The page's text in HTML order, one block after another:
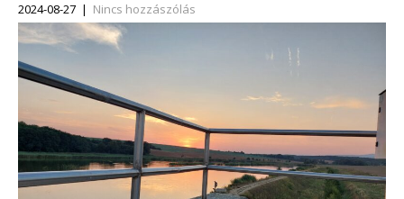
2024-08-27 | Nincs hozzászólás